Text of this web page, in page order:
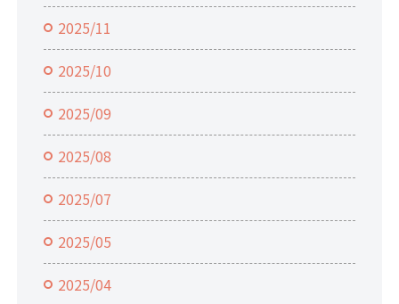
2025/11
2025/10
2025/09
2025/08
2025/07
2025/05
2025/04